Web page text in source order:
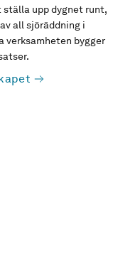
upp dygnet runt,
all sjöräddning i
verksamheten bygger